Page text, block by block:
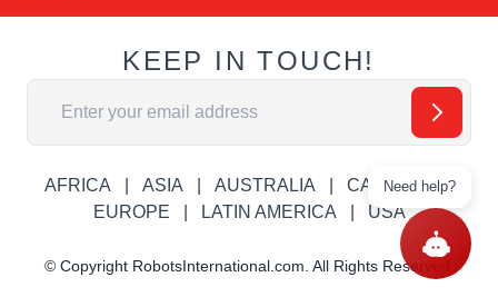
KEEP IN TOUCH!
Email Address
AFRICA ASIA AUSTRALIA
CANADA
EUROPE
LATIN AMERICA USA
© Copyright RobotsInternational.com. All Rights Reserved.
Need help?